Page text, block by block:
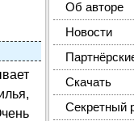
Об авторе
Новости
Скачать
Секретный